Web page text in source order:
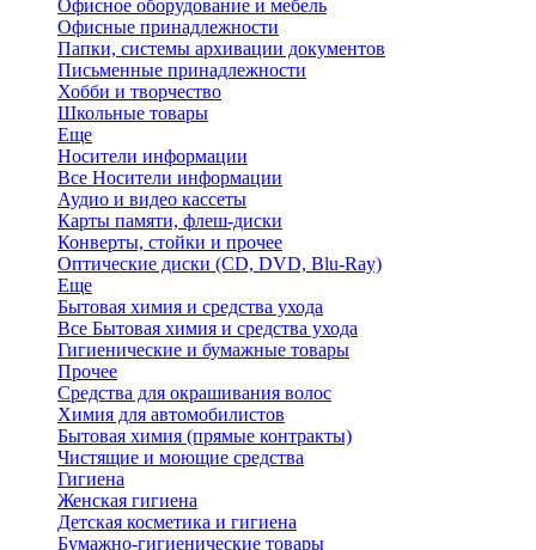
Офисное оборудование и мебель
Офисные принадлежности
Папки, системы архивации документов
Письменные принадлежности
Хобби и творчество
Школьные товары
Еще
Носители информации
Все Носители информации
Аудио и видео кассеты
Карты памяти, флеш-диски
Конверты, стойки и прочее
Оптические диски (CD, DVD, Blu-Ray)
Еще
Бытовая химия и средства ухода
Все Бытовая химия и средства ухода
Гигиенические и бумажные товары
Прочее
Средства для окрашивания волос
Химия для автомобилистов
Бытовая химия (прямые контракты)
Чистящие и моющие средства
Гигиена
Женская гигиена
Детская косметика и гигиена
Бумажно-гигиенические товары